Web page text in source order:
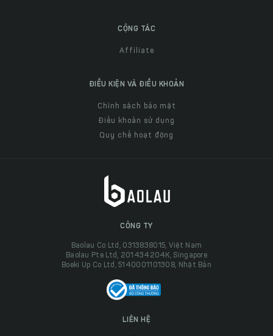
CỘNG TÁC
Affiliate
ĐIỀU KIỆN VÀ ĐIỀU KHOẢN
Chính sách bảo mật
Điều khoản sử dụng
Quy chế hoạt động
CÔNG TY
Baolau Co Ltd, 0313838015, Việt Nam
Baolau Pte Ltd, 201434204K, Singapore
Boeki Up Co Ltd, 5140001101308, Nhật Bản
LIÊN HỆ